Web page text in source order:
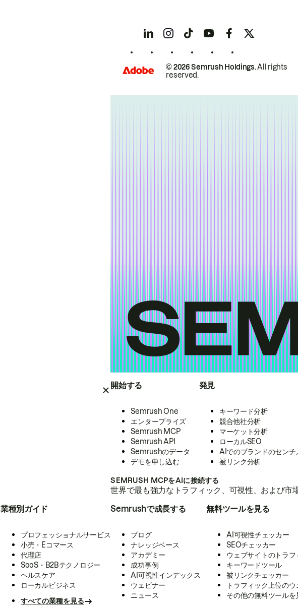
開始する
Semrush One
エンタープライズ
Semrush MCP
Semrush API
Semrushのデータ
デモを申し込む
発見
キーワード分析
競合他社分析
マーケット分析
ローカルSEO
AIでのブランドのセンチ
被リンク分析
SEMRUSH MCPをAIに接続する
世界で最も強力なトラフィック、可視性、および
業種別ガイド
プロフェッショナルサービス
小売・Eコマース
代理店
SaaS・B2Bテクノロジー
ヘルスケア
ローカルビジネス
すべての業種を見る
Semrushで成長する
ブログ
ナレッジベース
アカデミー
成功事例
AI可視性インデックス
ウェビナー
ニュース
無料ツールを見る
AI可視性チェッカー
SEOチェッカー
ウェブサイトのトラ
キーワードツール
被リンクチェッカー
トラフィック上位の
その他の無料ツールを
© 2026 Semrush Holdings.All rights
reserved.